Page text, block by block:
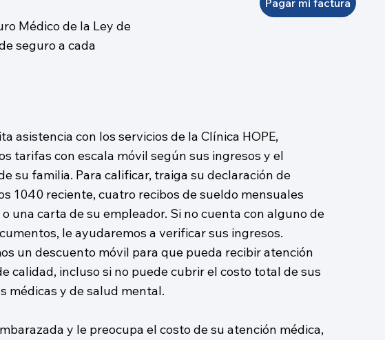
Médico de la Ley de
seguro a cada
asistencia con los servicios de la Clínica HOPE,
tarifas con escala móvil según sus ingresos y el
su familia. Para calificar, traiga su declaración de
1040 reciente, cuatro recibos de sueldo mensuales
una carta de su empleador. Si no cuenta con alguno de
le ayudaremos a verificar sus ingresos.
un descuento móvil para que pueda recibir atención
calidad, incluso si no puede cubrir el costo total de sus
médicas y de salud mental.
y le preocupa el costo de su atención médica,